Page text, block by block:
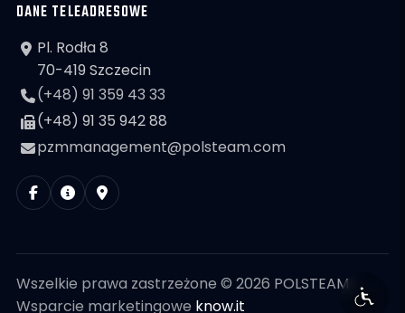
DANE TELEADRESOWE
Pl. Rodła 8
70-419 Szczecin
(+48) 91 359 43 33
(+48) 91 35 942 88
pzmmanagement@polsteam.com
Wszelkie prawa zastrzeżone © 2026 POLSTEAM
Wsparcie marketingowe know.it